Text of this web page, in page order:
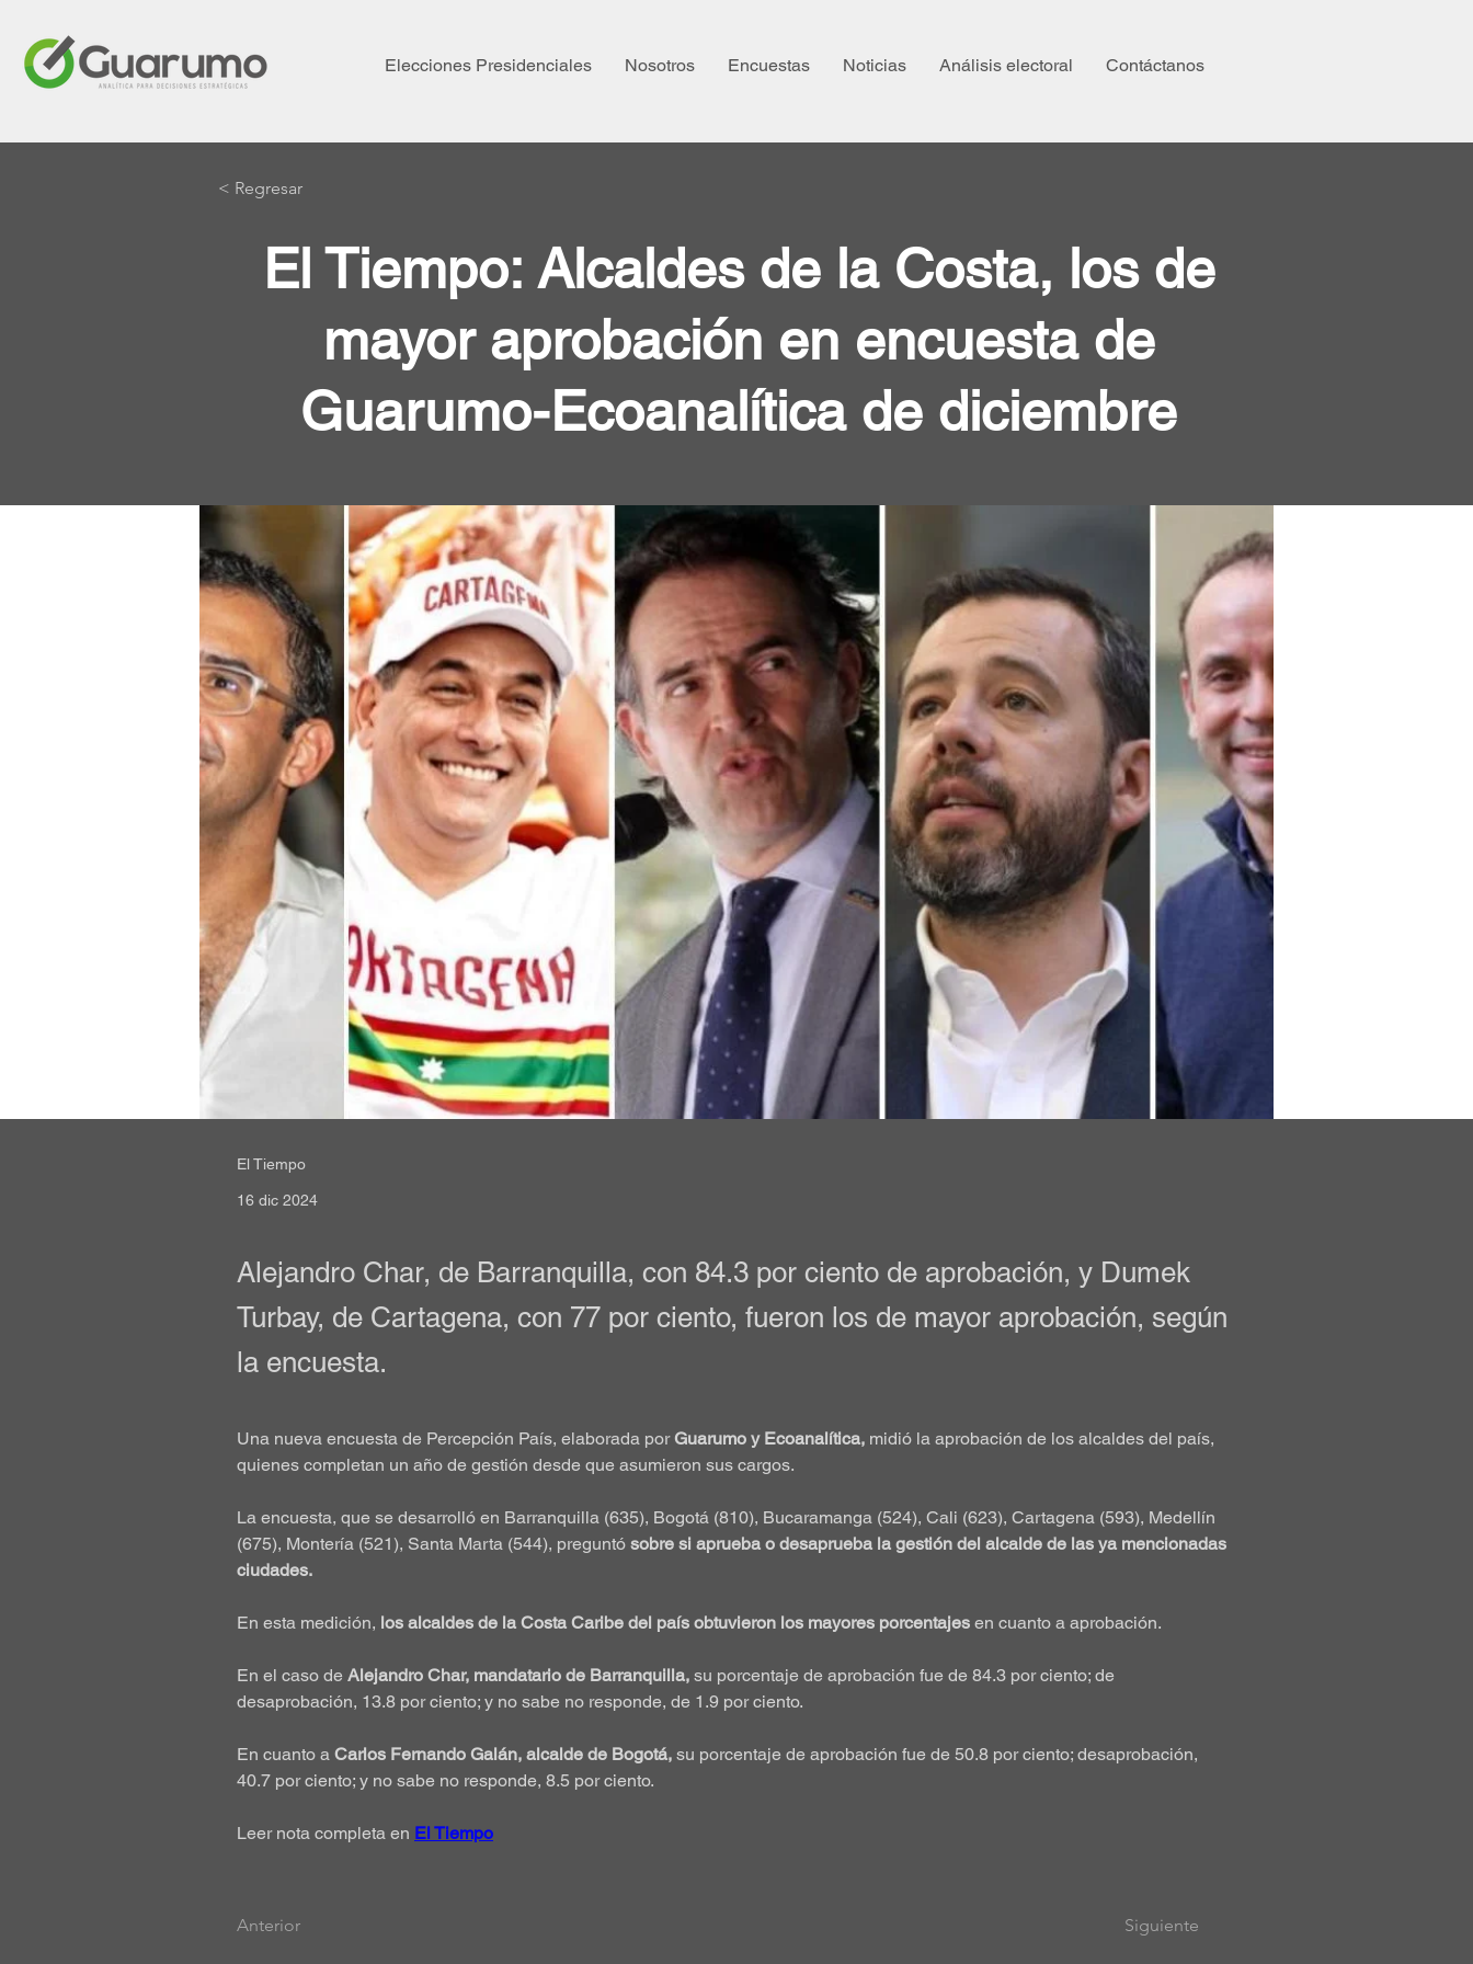
Elecciones Presidenciales Nosotros Encuestas Noticias Análisis electoral Contáctanos
< Regresar
El Tiempo: Alcaldes de la Costa, los de
mayor aprobación en encuesta de
Guarumo-Ecoanalítica de diciembre
El Tiempo
16 dic 2024
Alejandro Char, de Barranquilla, con 84.3 por ciento de aprobación, y Dumek
Turbay, de Cartagena, con 77 por ciento, fueron los de mayor aprobación, según
la encuesta.
Una nueva encuesta de Percepción País, elaborada por Guarumo y Ecoanalítica, midió la aprobación de los alcaldes del país,
quienes completan un año de gestión desde que asumieron sus cargos.
La encuesta, que se desarrolló en Barranquilla (635), Bogotá (810), Bucaramanga (524), Cali (623), Cartagena (593), Medellín
(675), Montería (521), Santa Marta (544), preguntó sobre si aprueba o desaprueba la gestión del alcalde de las ya mencionadas
ciudades.
En esta medición, los alcaldes de la Costa Caribe del país obtuvieron los mayores porcentajes en cuanto a aprobación.
En el caso de Alejandro Char, mandatario de Barranquilla, su porcentaje de aprobación fue de 84.3 por ciento; de
desaprobación, 13.8 por ciento; y no sabe no responde, de 1.9 por ciento.
En cuanto a Carlos Fernando Galán, alcalde de Bogotá, su porcentaje de aprobación fue de 50.8 por ciento; desaprobación,
40.7 por ciento; y no sabe no responde, 8.5 por ciento.
Leer nota completa en El Tiempo
Anterior Siguiente